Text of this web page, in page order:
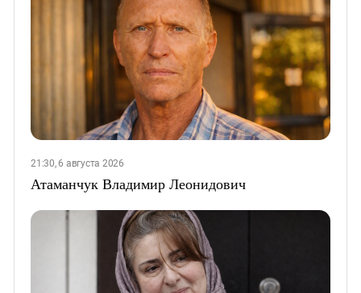
21:30, 6 августа 2026
Атаманчук Владимир Леонидович